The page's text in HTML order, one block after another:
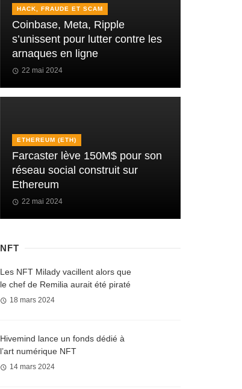
HACK, FRAUDE ET SCAM
Coinbase, Meta, Ripple
s’unissent pour lutter contre les
arnaques en ligne
22 mai 2024
ETHEREUM (ETH)
Farcaster lève 150M$ pour son
réseau social construit sur
Ethereum
22 mai 2024
NFT
Les NFT Milady vacillent alors que
le chef de Remilia aurait été piraté
18 mars 2024
Hivemind lance un fonds dédié à
l’art numérique NFT
14 mars 2024